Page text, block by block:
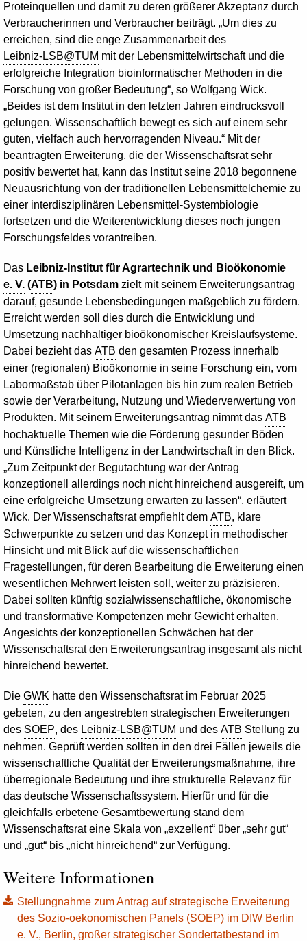
Proteinquellen und damit zu deren größerer Akzeptanz durch
Verbraucherinnen und Verbraucher beiträgt. „Um dies zu
erreichen, sind die enge Zusammenarbeit des
Leibniz-LSB@TUM mit der Lebensmittelwirtschaft und die
erfolgreiche Integration bioinformatischer Methoden in die
Forschung von großer Bedeutung“, so Wolfgang Wick.
„Beides ist dem Institut in den letzten Jahren eindrucksvoll
gelungen. Wissenschaftlich bewegt es sich auf einem sehr
guten, vielfach auch hervorragenden Niveau.“ Mit der
beantragten Erweiterung, die der Wissenschaftsrat sehr
positiv bewertet hat, kann das Institut seine 2018 begonnene
Neuausrichtung von der traditionellen Lebensmittelchemie zu
einer interdisziplinären Lebensmittel-Systembiologie
fortsetzen und die Weiterentwicklung dieses noch jungen
Forschungsfeldes vorantreiben.
Das Leibniz-Institut für Agrartechnik und Bioökonomie
e. V. (ATB) in Potsdam zielt mit seinem Erweiterungsantrag
darauf, gesunde Lebensbedingungen maßgeblich zu fördern.
Erreicht werden soll dies durch die Entwicklung und
Umsetzung nachhaltiger bioökonomischer Kreislaufsysteme.
Dabei bezieht das ATB den gesamten Prozess innerhalb
einer (regionalen) Bioökonomie in seine Forschung ein, vom
Labormaßstab über Pilotanlagen bis hin zum realen Betrieb
sowie der Verarbeitung, Nutzung und Wiederverwertung von
Produkten. Mit seinem Erweiterungsantrag nimmt das ATB
hochaktuelle Themen wie die Förderung gesunder Böden
und Künstliche Intelligenz in der Landwirtschaft in den Blick.
„Zum Zeitpunkt der Begutachtung war der Antrag
konzeptionell allerdings noch nicht hinreichend ausgereift, um
eine erfolgreiche Umsetzung erwarten zu lassen“, erläutert
Wick. Der Wissenschaftsrat empfiehlt dem ATB, klare
Schwerpunkte zu setzen und das Konzept in methodischer
Hinsicht und mit Blick auf die wissenschaftlichen
Fragestellungen, für deren Bearbeitung die Erweiterung einen
wesentlichen Mehrwert leisten soll, weiter zu präzisieren.
Dabei sollten künftig sozialwissenschaftliche, ökonomische
und transformative Kompetenzen mehr Gewicht erhalten.
Angesichts der konzeptionellen Schwächen hat der
Wissenschaftsrat den Erweiterungsantrag insgesamt als nicht
hinreichend bewertet.
Die GWK hatte den Wissenschaftsrat im Februar 2025
gebeten, zu den angestrebten strategischen Erweiterungen
des SOEP, des Leibniz-LSB@TUM und des ATB Stellung zu
nehmen. Geprüft werden sollten in den drei Fällen jeweils die
wissenschaftliche Qualität der Erweiterungsmaßnahme, ihre
überregionale Bedeutung und ihre strukturelle Relevanz für
das deutsche Wissenschaftssystem. Hierfür und für die
gleichfalls erbetene Gesamtbewertung stand dem
Wissenschaftsrat eine Skala von „exzellent“ über „sehr gut“
und „gut“ bis „nicht hinreichend“ zur Verfügung.
Weitere Informationen
Stellungnahme zum Antrag auf strategische Erweiterung
des Sozio-oekonomischen Panels (SOEP) im DIW Berlin
e. V., Berlin, großer strategischer Sondertatbestand im